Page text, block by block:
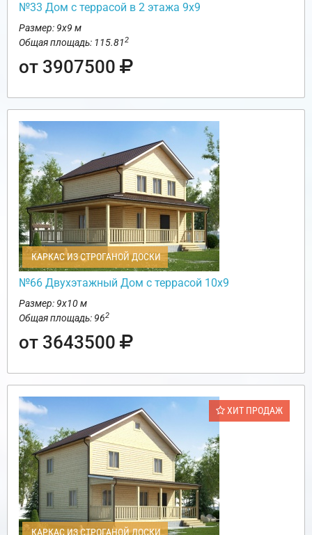
№33 Дом с террасой в 2 этажа 9х9
Размер: 9х9 м
Общая площадь: 115.812
от 3907500
КАРКАС ИЗ СТРОГАНОЙ ДОСКИ
№66 Двухэтажный Дом с террасой 10х9
Размер: 9х10 м
Общая площадь: 962
от 3643500
ХИТ ПРОДАЖ
КАРКАС ИЗ СТРОГАНОЙ ДОСКИ